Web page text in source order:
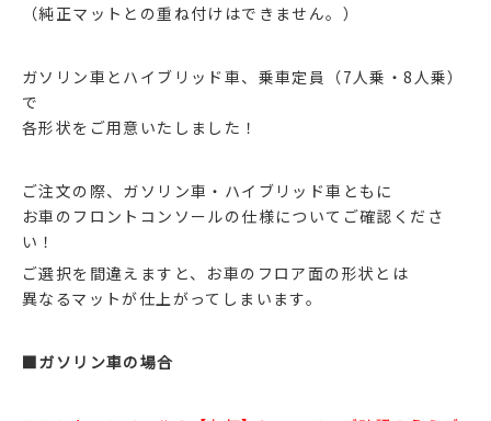
（純正マットとの重ね付けはできません。）
ガソリン車とハイブリッド車、乗車定員（7人乗・8人乗）
で
各形状をご用意いたしました！
ご注文の際、ガソリン車・ハイブリッド車ともに
お車のフロントコンソールの仕様についてご確認くださ
い！
ご選択を間違えますと、お車のフロア面の形状とは
異なるマットが仕上がってしまいます。
■ガソリン車の場合